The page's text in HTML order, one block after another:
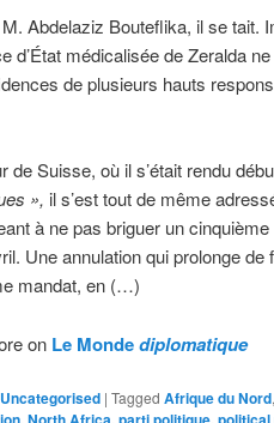
Abdelaziz Bouteflika, il se tait.
d’État médicalisée de Zeralda
de plusieurs hauts
de Suisse, où il s’était rendu
», il s’est tout de même
à ne pas briguer un
Une annulation qui prolonge
mandat, en (…)
on Le Mondediplomatique
Uncategorised | Tagged Afrique du Nord,